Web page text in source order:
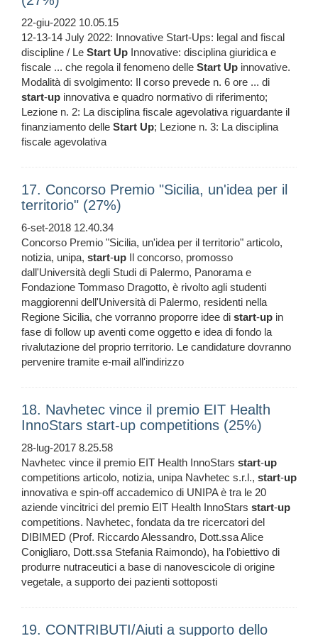
22-giu-2022 10.05.15
12-13-14 July 2022: Innovative Start-Ups: legal and fiscal
discipline / Le Start Up Innovative: disciplina giuridica e
fiscale ... che regola il fenomeno delle Start Up innovative.
Modalità di svolgimento: Il corso prevede n. 6 ore ... di
start-up innovativa e quadro normativo di riferimento;
Lezione n. 2: La disciplina fiscale agevolativa riguardante il
finanziamento delle Start Up; Lezione n. 3: La disciplina
fiscale agevolativa
17. Concorso Premio "Sicilia, un'idea per il
territorio" (27%)
6-set-2018 12.40.34
Concorso Premio "Sicilia, un'idea per il territorio" articolo,
notizia, unipa, start-up Il concorso, promosso
dall'Università degli Studi di Palermo, Panorama e
Fondazione Tommaso Dragotto, è rivolto agli studenti
maggiorenni dell'Università di Palermo, residenti nella
Regione Sicilia, che vorranno proporre idee di start-up in
fase di follow up aventi come oggetto e idea di fondo la
rivalutazione del proprio territorio. Le candidature dovranno
pervenire tramite e-mail all'indirizzo
18. Navhetec vince il premio EIT Health
InnoStars start-up competitions (25%)
28-lug-2017 8.25.58
Navhetec vince il premio EIT Health InnoStars start-up
competitions articolo, notizia, unipa Navhetec s.r.l., start-up
innovativa e spin-off accademico di UNIPA è tra le 20
aziende vincitrici del premio EIT Health InnoStars start-up
competitions. Navhetec, fondata da tre ricercatori del
DIBIMED (Prof. Riccardo Alessandro, Dott.ssa Alice
Conigliaro, Dott.ssa Stefania Raimondo), ha l’obiettivo di
produrre nutraceutici a base di nanovescicole di origine
vegetale, a supporto dei pazienti sottoposti
19. CONTRIBUTI/Aiuti a supporto dello